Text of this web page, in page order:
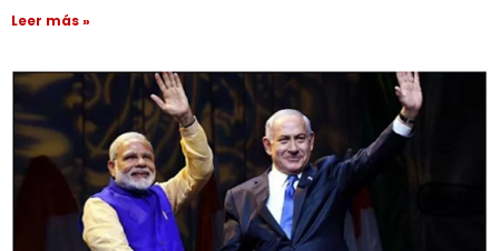
Leer más »